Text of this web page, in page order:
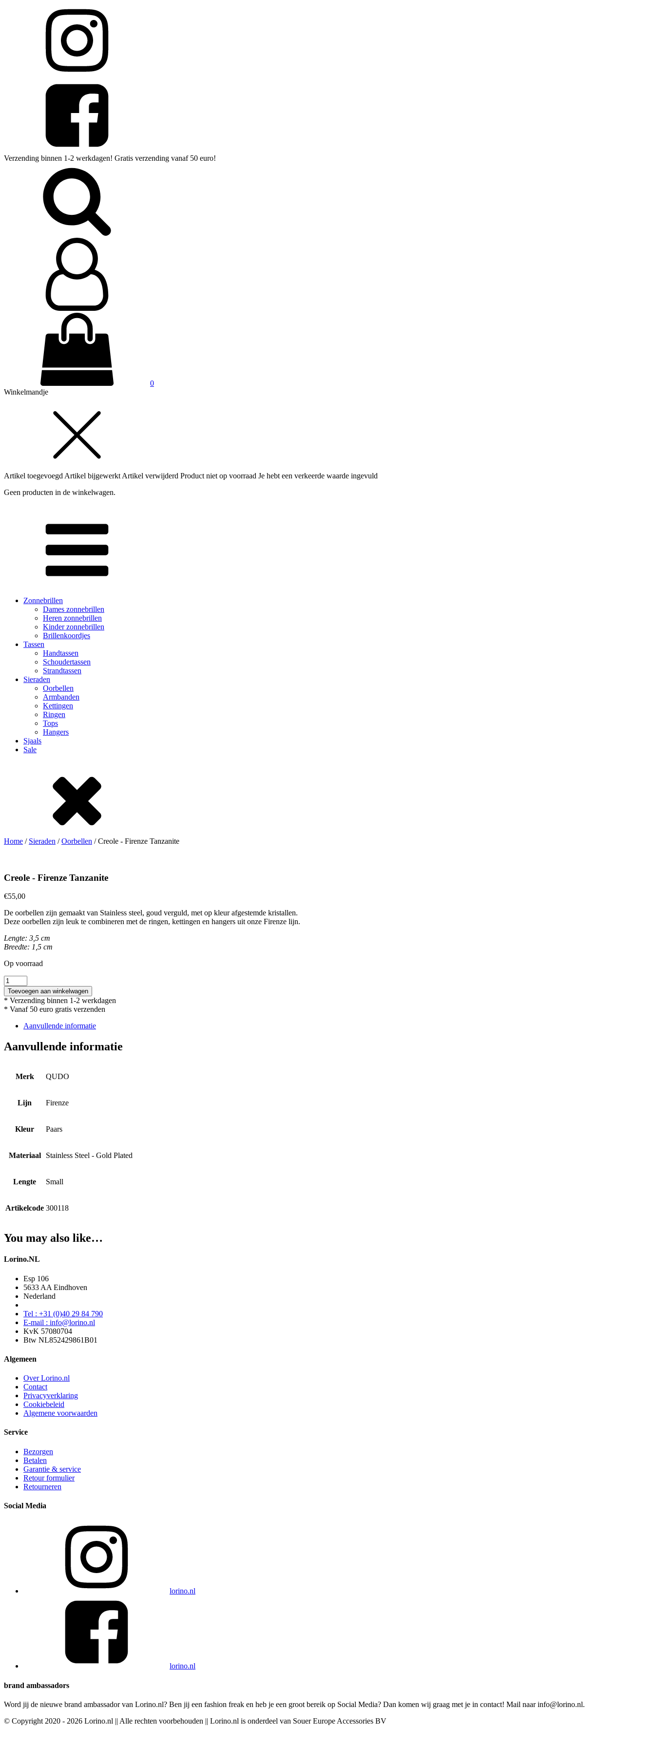
Verzending binnen 1-2 werkdagen! Gratis verzending vanaf 50 euro!
0
Winkelmandje
Artikel toegevoegd Artikel bijgewerkt Artikel verwijderd Product niet op voorraad Je hebt een verkeerde waarde ingevuld
Geen producten in de winkelwagen.
Zonnebrillen
Dames zonnebrillen
Heren zonnebrillen
Kinder zonnebrillen
Brillenkoordjes
Tassen
Handtassen
Schoudertassen
Strandtassen
Sieraden
Oorbellen
Armbanden
Kettingen
Ringen
Tops
Hangers
Sjaals
Sale
Home / Sieraden /Oorbellen / Creole - Firenze Tanzanite
Creole - Firenze Tanzanite
€55,00
De oorbellen zijn gemaakt van Stainless steel, goud verguld, met op kleur afgestemde kristallen.
Deze oorbellen zijn leuk te combineren met de ringen, kettingen en hangers uit onze Firenze lijn.
Lengte: 3,5 cm
Breedte: 1,5 cm
Op voorraad
Creole
-
Firenze
Tanzanite
aantal
Toevoegen aan winkelwagen
* Verzending binnen 1-2 werkdagen
* Vanaf 50 euro gratis verzenden
Aanvullende informatie
Aanvullende informatie
Merk QUDO
Lijn Firenze
Kleur Paars
Materiaal Stainless Steel - Gold Plated
Lengte Small
Artikelcode 300118
You may also like…
Lorino.NL
Esp 106
5633 AA Eindhoven
Nederland
Tel : +31 (0)40 29 84 790
E-mail : info@lorino.nl
KvK 57080704
Btw NL852429861B01
Algemeen
Over Lorino.nl
Contact
Privacyverklaring
Cookiebeleid
Algemene voorwaarden
Service
Bezorgen
Betalen
Garantie & service
Retour formulier
Retourneren
Social Media
lorino.nl
lorino.nl
brand ambassadors
Word jij de nieuwe brand ambassador van Lorino.nl? Ben jij een fashion freak en heb je een groot bereik op Social Media? Dan komen wij graag met je in contact! Mail naar info@lorino.nl.
© Copyright 2020 - 2026 Lorino.nl || Alle rechten voorbehouden || Lorino.nl is onderdeel van Souer Europe Accessories BV